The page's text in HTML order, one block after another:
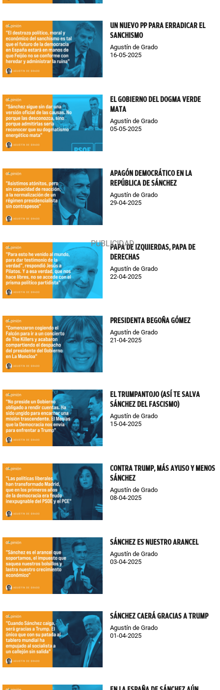
UN NUEVO PP PARA ERRADICAR EL
SANCHISMO
Agustín de Grado
16-05-2025
EL GOBIERNO DEL DOGMA VERDE
MATA
Agustín de Grado
05-05-2025
APAGÓN DEMOCRÁTICO EN LA
REPÚBLICA DE SÁNCHEZ
Agustín de Grado
29-04-2025
PAPA DE IZQUIERDAS, PAPA DE
DERECHAS
Agustín de Grado
22-04-2025
PRESIDENTA BEGOÑA GÓMEZ
Agustín de Grado
21-04-2025
EL TRUMPANTOJO (ASÍ TE SALVA
SÁNCHEZ DEL FASCISMO)
Agustín de Grado
15-04-2025
CONTRA TRUMP, MÁS AYUSO Y MENOS
SÁNCHEZ
Agustín de Grado
08-04-2025
SÁNCHEZ ES NUESTRO ARANCEL
Agustín de Grado
03-04-2025
SÁNCHEZ CAERÁ GRACIAS A TRUMP
Agustín de Grado
01-04-2025